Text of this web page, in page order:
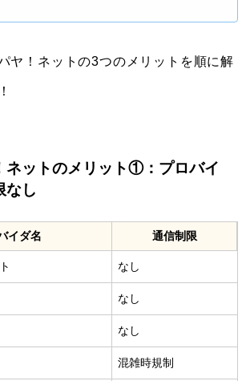
ヤ！ネットの3つのメリットを順に解
ネットのメリット①：プロバイ
なし
イダ名 通信制限
なし
なし
なし
混雑時規制